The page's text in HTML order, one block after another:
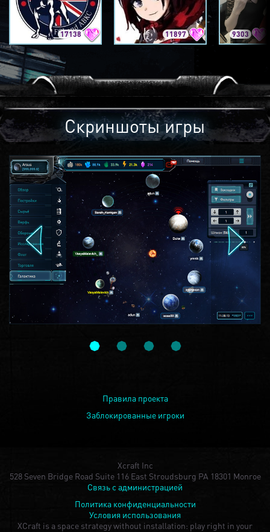
17138 11897 9303
Скриншоты игры
Правила проекта
Заблокированные игроки
Xcraft Inc
528 Seven Bridge Road Suite 116 East Stroudsburg PA 18301 Monroe
Связь с администрацией
Политика конфиденциальности
Условия использования
XCraft is a space strategy without installation: play right in your